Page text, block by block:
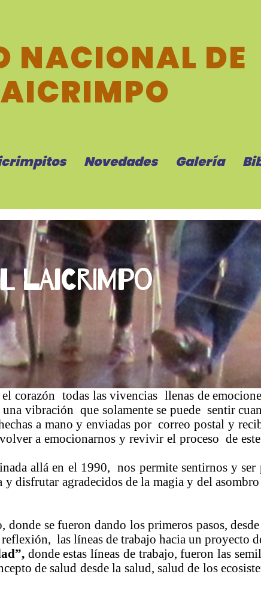
NACIONAL DE
Novedades Galería
Laicrimpo
corazón todas las vivencias llenas de
vibración que solamente se puede sentir
a mano y enviadas por correo postal y
a emocionarnos y revivir el proceso de
allá en el 1990, nos permite sentirnos y ser
disfrutar agradecidos de la magia y del asombro
donde se fueron dando los primeros pasos,
las líneas de trabajo hacia un proyecto
donde estas líneas de trabajo, fueron las
de salud desde la salud, salud de los